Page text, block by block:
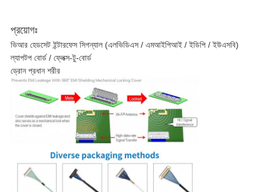
প্রয়োগঃ
ভিআর হেডসেট ইন্টারফেস সিগন্যাল (এলভিডিএস / এমআইপিআই / ইডিপি / ইউএসবি)
ল্যাপটপ বোর্ড / ফ্লেক্স-টু-বোর্ড
ড্রোন প্রধান শরীর